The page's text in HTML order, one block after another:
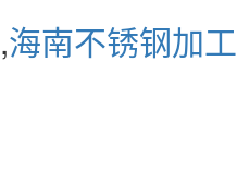
,海南不锈钢加工